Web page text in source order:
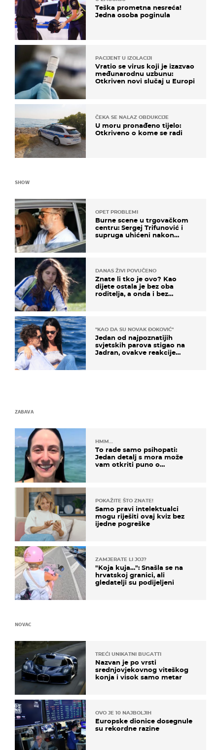
Teška prometna nesreća!
Jedna osoba poginula
PACIJENT U IZOLACIJI
Vratio se virus koji je izazvao
međunarodnu uzbunu:
Otkriven novi slučaj u Europi
ČEKA SE NALAZ OBDUKCIJE
U moru pronađeno tijelo:
Otkriveno o kome se radi
SHOW
OPET PROBLEMI
Burne scene u trgovačkom
centru: Sergej Trifunović i
supruga uhićeni nakon
DANAS ŽIVI POVUČENO
Znate li tko je ovo? Kao
dijete ostala je bez oba
roditelja, a onda i bez
"KAO DA SU NOVAK ĐOKOVIĆ"
Jedan od najpoznatijih
svjetskih parova stigao na
Jadran, ovakve reakcije
ZABAVA
HMM…
To rade samo psihopati:
Jedan detalj s mora može
vam otkriti puno o
POKAŽITE ŠTO ZNATE!
Samo pravi intelektualci
mogu riješiti ovaj kviz bez
ijedne pogreške
ZAMJERATE LI JOJ?
"Koja kuja…": Snašla se na
hrvatskoj granici, ali
gledatelji su podijeljeni
NOVAC
TREĆI UNIKATNI BUGATTI
Nazvan je po vrsti
srednjovjekovnog viteškog
konja i visok samo metar
OVO JE 10 NAJBOLJIH
Europske dionice dosegnule
su rekordne razine